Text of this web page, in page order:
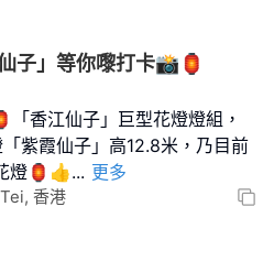
子」等你嚟打卡📸🏮
香江仙子」巨型花燈燈組，
紫霞仙子」高12.8米，乃目前
燈🏮👍... 更多
香港